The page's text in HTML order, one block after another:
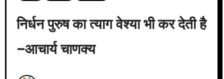
निर्धन पुरुष का त्याग वेश्या भी कर देती है
–आचार्य चाणक्य